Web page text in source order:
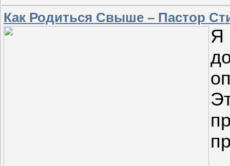
Как Родиться Свыше – Пастор
Я